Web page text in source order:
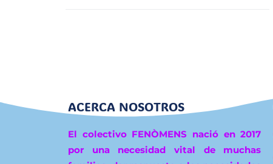
ACERCA NOSOTROS
El colectivo FENÒMENS nació en 2017
por una necesidad vital de muchas